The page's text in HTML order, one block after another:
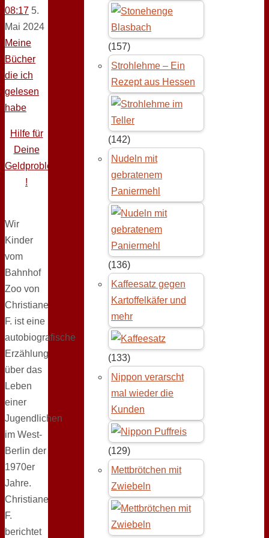
08:17 5.
Mai 2024
Meine
Bücher
die ich
gelesen
habe
Hilfe für
Deine
Geldprobleme
!
Wir
Kinder
vom
Bahnhof
Zoo von
Christiane
F. ist eine
autobiografische
Erzählung
über das
Leben
einer
Jugendlichen
im West-
Berlin der
1970er
Jahre.
Christiane
F.
berichtet
(157)
Strohlehme – Ein
Rezept aus Hessen
(142)
Nudeln mit
gebratenem
Paniermehl
(136)
Kaffeesatz gegen
Kartoffelkäfer und
mehr
(133)
Nippon verarscht
mal wieder die
Kunden
(129)
Mettbrötchen mit
Zwiebeln